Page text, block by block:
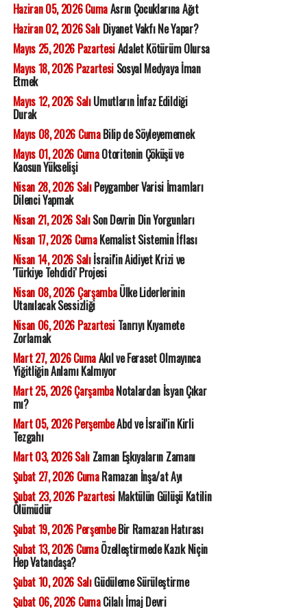
Haziran 05, 2026 CumaAsrın Çocuklarına Ağıt
Haziran 02, 2026 SalıDiyanet Vakfı Ne Yapar?
Mayıs 25, 2026 PazartesiAdalet Kötürüm Olursa
Mayıs 18, 2026 PazartesiSosyal Medyaya İman
Etmek
Mayıs 12, 2026 SalıUmutların İnfaz Edildiği
Durak
Mayıs 08, 2026 CumaBilip de Söyleyememek
Mayıs 01, 2026 CumaOtoritenin Çöküşü ve
Kaosun Yükselişi
Nisan 28, 2026 SalıPeygamber Varisi İmamları
Dilenci Yapmak
Nisan 21, 2026 SalıSon Devrin Din Yorgunları
Nisan 17, 2026 CumaKemalist Sistemin İflası
Nisan 14, 2026 Salıİsrail'in Aidiyet Krizi ve
'Türkiye Tehdidi' Projesi
Nisan 08, 2026 ÇarşambaÜlke Liderlerinin
Utanılacak Sessizliği
Nisan 06, 2026 PazartesiTanrıyı Kıyamete
Zorlamak
Mart 27, 2026 CumaAkıl ve Feraset Olmayınca
Yiğitliğin Anlamı Kalmıyor
Mart 25, 2026 ÇarşambaNotalardan İsyan Çıkar
mı?
Mart 05, 2026 PerşembeAbd ve İsrail'in Kirli
Tezgahı
Mart 03, 2026 SalıZaman Eşkıyaların Zamanı
Şubat 27, 2026 CumaRamazan İnşa/at Ayı
Şubat 23, 2026 PazartesiMaktülün Gülüşü Katilin
Ölümüdür
Şubat 19, 2026 PerşembeBir Ramazan Hatırası
Şubat 13, 2026 CumaÖzelleştirmede Kazık Niçin
Hep Vatandaşa?
Şubat 10, 2026 SalıGüdüleme Sürüleştirme
Şubat 06, 2026 CumaCilalı İmaj Devri